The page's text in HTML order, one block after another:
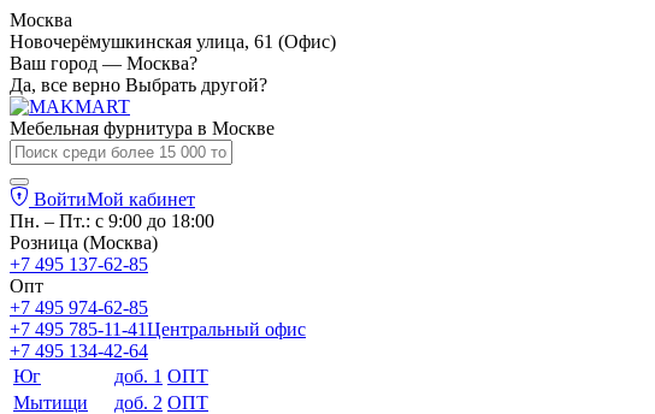
Москва
Новочерёмушкинская улица, 61 (Офис)
Ваш город — Москва?
Да, все верно Выбрать другой?
Мебельная фурнитура в Москве
ВойтиМой кабинет
Пн. – Пт.: с 9:00 до 18:00
Розница (Москва)
+7 495 137-62-85
Опт
+7 495 974-62-85
+7 495 785-11-41Центральный офис
+7 495 134-42-64
Юг
доб. 1 ОПТ
Мытищи
доб. 2 ОПТ